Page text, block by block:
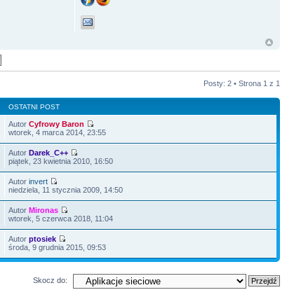
Posty: 2 • Strona 1 z 1
OSTATNI POST
AutorCyfrowy Baron
wtorek, 4 marca 2014, 23:55
AutorDarek_C++
piątek, 23 kwietnia 2010, 16:50
Autorinvert
niedziela, 11 stycznia 2009, 14:50
AutorMironas
wtorek, 5 czerwca 2018, 11:04
Autorptosiek
środa, 9 grudnia 2015, 09:53
Skocz do: